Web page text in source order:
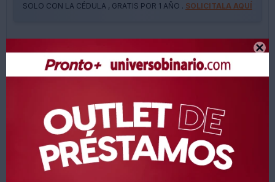

SOLO CON LA CÉDULA , GRATIS POR 1 AÑO . SOLICITALA AQUÍ
Productos que te pueden interesar